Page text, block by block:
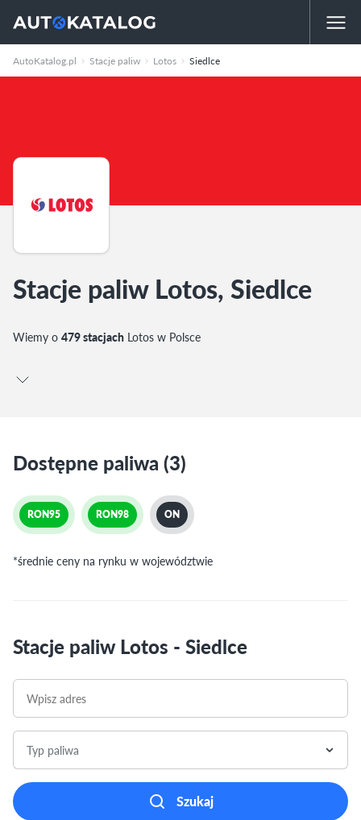
AutoKatalog.pl Stacje paliw Lotos Siedlce
Stacje paliw Lotos, Siedlce
Wiemy o 479 stacjach Lotos w Polsce
Dostępne paliwa (3)
RON95 RON98 ON
*średnie ceny na rynku w województwie
Stacje paliw Lotos - Siedlce
Typ paliwa
Szukaj